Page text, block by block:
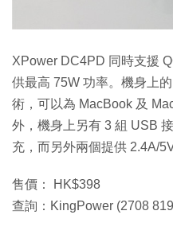
XPower DC4PD 同時支援
供最高 75W 功率。機身上
術，可以為 MacBook 及
外，機身上另有 3 組 USB
充，而另外兩個提供 2.4A/
售價： HK$398
查詢：KingPower (2708